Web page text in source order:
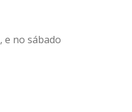
e no sábado